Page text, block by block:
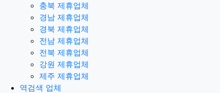
충북 제휴업체
경남 제휴업체
경북 제휴업체
전남 제휴업체
전북 제휴업체
강원 제휴업체
제주 제휴업체
역검색 업체